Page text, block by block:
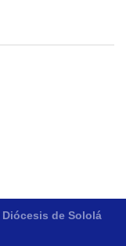
Diócesis de Sololá